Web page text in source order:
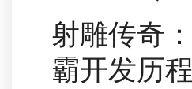
射雕传奇
霸开发历程